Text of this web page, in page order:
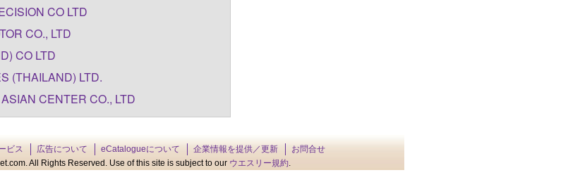
CO LTD
CO., LTD
CO LTD
(THAILAND) LTD.
CENTER CO., LTD
ビス 広告について eCatalogueについて 企業情報を提供／更新
お問合せ
All Rights Reserved. Use of this site is subject to our ウエスリー規約.